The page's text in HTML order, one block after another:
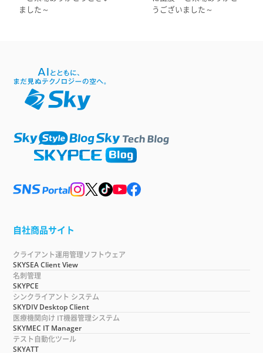
ました～
うございました～
自社商品サイト
クライアント運用管理ソフトウェア
SKYSEA Client View
名刺管理
SKYPCE
シンクライアント システム
SKYDIV Desktop Client
医療機関向け IT機器管理システム
SKYMEC IT Manager
テスト自動化ツール
SKYATT